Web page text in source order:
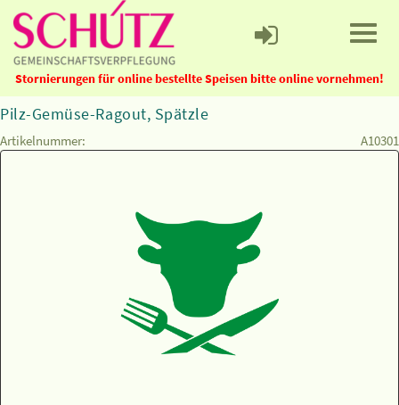
Stornierungen für online bestellte Speisen bitte online vornehmen!
Pilz-Gemüse-Ragout, Spätzle
Artikelnummer: A10301